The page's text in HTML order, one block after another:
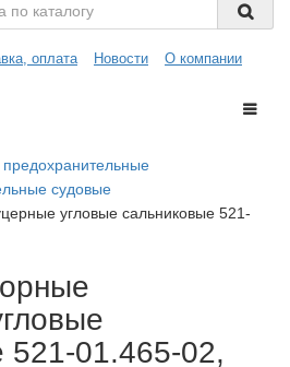
оплата Новости О компании
судовые
угловые сальниковые 521-
521-01.465-02,